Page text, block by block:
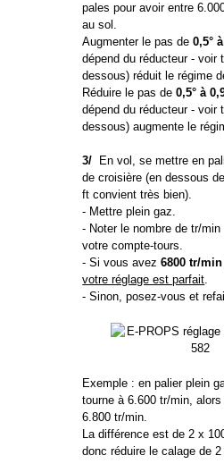
pales pour avoir entre
au sol.
Augmenter le pas de0,5°
dépend du réducteur - voir
dessous) réduit le régime
Réduire le pas de0,5° à
dépend du réducteur - voir
dessous) augmente le
3/ En vol, se mettre en
de croisière (en dessous
ft convient très bien).
- Mettre plein gaz.
- Noter le nombre de tr/
votre compte-tours.
- Si vous avez6800 tr/min
votre réglage est parfait.
- Sinon, posez-vous et
Exemple : en palier plein
tourne à 6.600 tr/min,
6.800 tr/min.
La différence est de 2 x
donc réduire le calage de 2